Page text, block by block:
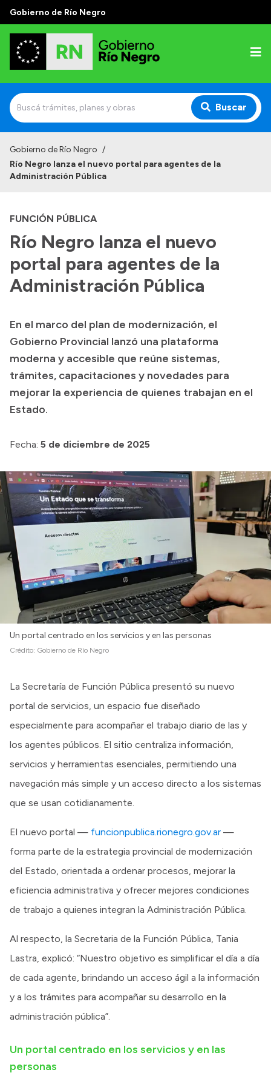
Gobierno de Río Negro
Buscar
Autoridades
Autoridades y Organismos
Discursos en la Legislatura
Casa de Gobierno
Acerca de Río Negro
Geografía
Invertí en Río Negro
Transparencia
Compras y licitaciones
Consulta de expedientes
Consulta de pago a proveedores
Convocatorias
Intranet
Login
Gobierno de Río Negro /
Río Negro lanza el nuevo portal para agentes de la
Administración Pública
FUNCIÓN PÚBLICA
Río Negro lanza el nuevo
portal para agentes de la
Administración Pública
En el marco del plan de modernización, el
Gobierno Provincial lanzó una plataforma
moderna y accesible que reúne sistemas,
trámites, capacitaciones y novedades para
mejorar la experiencia de quienes trabajan en el
Estado.
Fecha: 5 de diciembre de 2025
Un portal centrado en los servicios y en las personas
Crédito: Gobierno de Río Negro
La Secretaría de Función Pública presentó su nuevo
portal de servicios, un espacio fue diseñado
especialmente para acompañar el trabajo diario de las y
los agentes públicos. El sitio centraliza información,
servicios y herramientas esenciales, permitiendo una
navegación más simple y un acceso directo a los sistemas
que se usan cotidianamente.
El nuevo portal — funcionpublica.rionegro.gov.ar —
forma parte de la estrategia provincial de modernización
del Estado, orientada a ordenar procesos, mejorar la
eficiencia administrativa y ofrecer mejores condiciones
de trabajo a quienes integran la Administración Pública.
Al respecto, la Secretaria de la Función Pública, Tania
Lastra, explicó: “Nuestro objetivo es simplificar el día a día
de cada agente, brindando un acceso ágil a la información
y a los trámites para acompañar su desarrollo en la
administración pública”.
Un portal centrado en los servicios y en las
personas